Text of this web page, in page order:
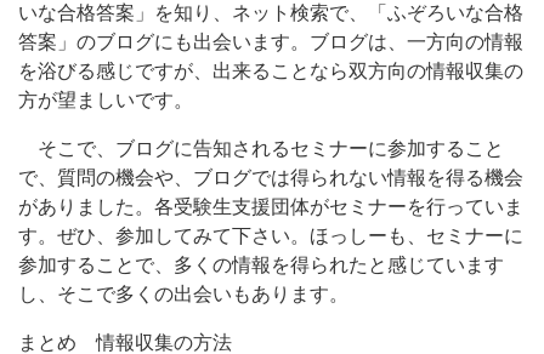
いな合格答案」を知り、ネット検索で、「ふぞろいな合格
答案」のブログにも出会います。ブログは、一方向の情報
を浴びる感じですが、出来ることなら双方向の情報収集の
方が望ましいです。
そこで、ブログに告知されるセミナーに参加すること
で、質問の機会や、ブログでは得られない情報を得る機会
がありました。各受験生支援団体がセミナーを行っていま
す。ぜひ、参加してみて下さい。ほっしーも、セミナーに
参加することで、多くの情報を得られたと感じています
し、そこで多くの出会いもあります。
まとめ 情報収集の方法